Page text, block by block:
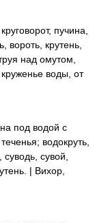
пучина,
вороть, крутень,
над омутом,
воды, от
под водой с
водокруть,
сувой,
| Вихор,